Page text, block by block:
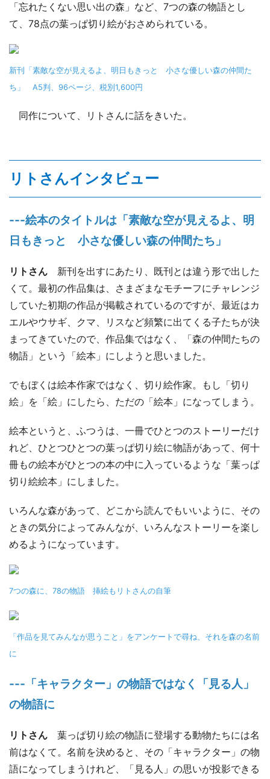
「忘れたくない思い出の森」など、7つの森の物語とし
て、78点の葉っぱ切り絵がおさめられている。
新刊「素敵な空が見えるよ、明日もきっと 小さな優しい森の仲間た
ち」 A5判、96ページ、税別1,600円
同作について、リトさんに話をきいた。
リトさんインタビュー
---絵本のタイトルは「素敵な空が見えるよ、明
日もきっと 小さな優しい森の仲間たち」
リトさん 新刊を出すにあたり、既刊とは違う形で出した
くて。最初の作品集は、さまざまなモチーフにチャレンジ
していた初期の作品が掲載されているのですが、最近はカ
エルやウサギ、クマ、リスなど頻繁に出てくる子たちが決
まってきていたので、作品集ではなく、「森の仲間たちの
物語」という「絵本」にしようと思いました。
でもぼくは絵本作家ではなく、切り絵作家。もし「切り
絵」を「絵」にしたら、ただの「絵本」になってしまう。
絵本というと、ふつうは、一冊でひとつのストーリーだけ
れど、ひとつひとつの葉っぱ切り絵に物語があって、何十
冊もの絵本がひとつの本の中に入っているような「葉っぱ
切り絵絵本」にしました。
いろんな森があって、どこから読んでもいいように、その
ときの気分によってみんなが、いろんなストーリーを楽し
めるようになっています。
7つの森に、78の物語 挿絵もリトさんの自筆
「作品を見てみんなが思うこと」をアンケートで尋ね、それを森の名前
に
---「キャラクター」の物語ではなく「見る人」
の物語に
リトさん 葉っぱ切り絵の物語に登場する動物たちには名
前はなくて。名前を決めると、その「キャラクター」の物
語になってしまうけれど、「見る人」の思いが投影できる